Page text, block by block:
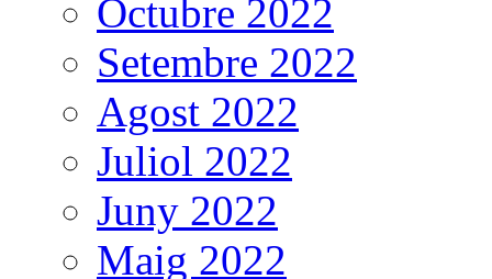
Octubre 2022
Setembre 2022
Agost 2022
Juliol 2022
Juny 2022
Maig 2022